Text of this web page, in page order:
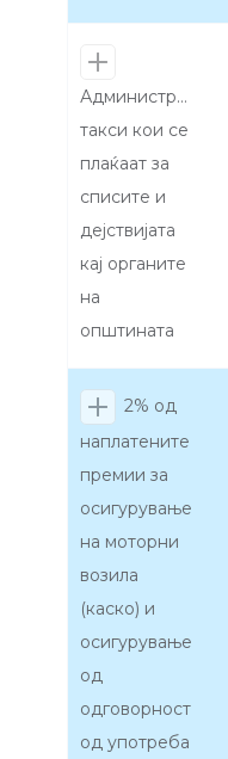
Административни
такси кои се
плаќаат за
списите и
дејствијата
кај органите
на
општината
2% од
наплатените
премии за
осигурување
на моторни
возила
(каско) и
осигурување
од
одговорност
од употреба